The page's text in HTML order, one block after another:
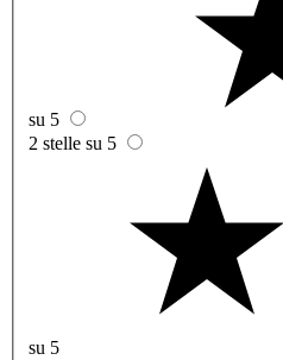
su 5
2 stelle su 5
su 5